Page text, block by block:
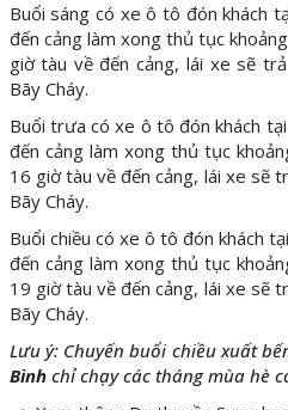
Buổi sáng có xe ô tô đón khách
đến cảng làm xong thủ tục
giờ tàu về đến cảng, lái xe sẽ
Bãy Cháy.
Buổi trưa có xe ô tô đón khách
đến cảng làm xong thủ tục
16 giờ tàu về đến cảng, lái xe sẽ
Bãy Cháy.
Buổi chiều có xe ô tô đón khách
đến cảng làm xong thủ tục
19 giờ tàu về đến cảng, lái xe sẽ
Bãy Cháy.
Lưu ý: Chuyến buổi chiều xuất
Bìnhchỉ chạy các tháng mùa hè